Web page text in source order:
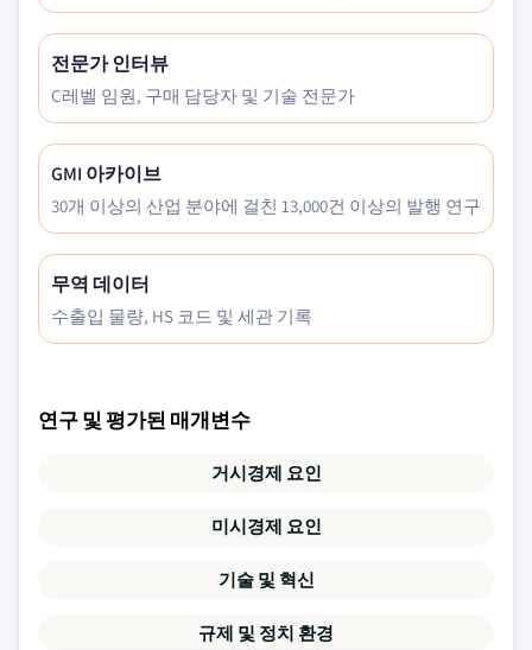
전문가 인터뷰
C레벨 임원, 구매 담당자 및 기술 전문가
GMI 아카이브
30개 이상의 산업 분야에 걸친 13,000건 이상의 발행 연구
무역 데이터
수출입 물량, HS 코드 및 세관 기록
연구 및 평가된 매개변수
거시경제 요인
미시경제 요인
기술 및 혁신
규제 및 정치 환경